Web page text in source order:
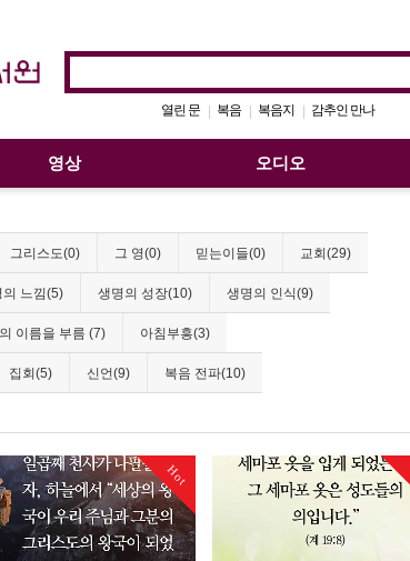
열린 문 | 복음 | 복음지 | 감추인 만나
영상 오디오
그리스도(0) 그 영(0) 믿는이들(0) 교회(29)
의 느낌(5) 생명의 성장(10) 생명의 인식(9)
이름을 부름 (7) 아침부흥(3)
집회(5) 신언(9) 복음 전파(10)
Hot